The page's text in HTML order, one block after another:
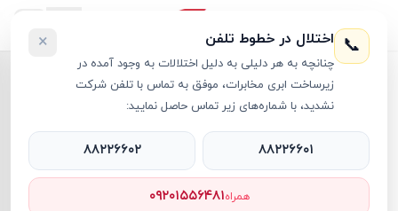
کامپیوتر دسکتاپ - Desktop PC
HP
📞 اختلال در خطوط تلفن
چنانچه به هر دلیلی به دلیل اختلالات به وجود آمده در
زیرساخت ابری مخابرات، موفق به تماس با تلفن شرکت
نشدید، با شماره‌های زیر تماس حاصل نمایید:
×
۸۸۲۲۶۶۰۱ ۸۸۲۲۶۶۰۲
همراه۰۹۲۰۱۵۵۶۴۸۱